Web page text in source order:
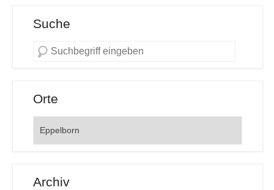
Suche
Orte
Archiv